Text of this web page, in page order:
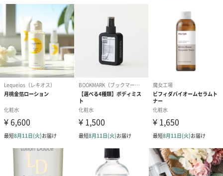
POINT 2 肌荒れを防ぎトリートメント効果のあるツボクサ
エキスを配合
今注目のハーブの一種。肌荒れの予防やバリア機能をサポートす
る効果があるとして有名なツボクサエキス※2を配合。ダメージケ
ア効果もあり、肌をやさしく守るエキスです。
POINT 3 キウイエキスやホワイトストロベリーエキスが透
明感を引き出す
ターンオーバーをサポートし、肌に透明感を与えるキウイエキス
※4をはじめ、ビタミンCやポリフェノールを多く含むホワイトス